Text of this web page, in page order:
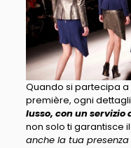
Quando si partecipa
première, ogni
lusso, con un servizio
non solo ti garantisce
anche la tua